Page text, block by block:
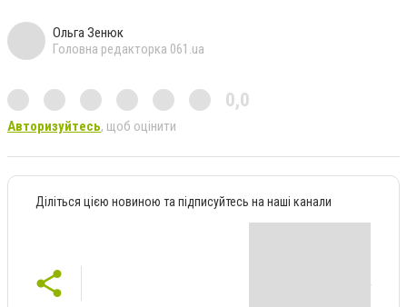
Ольга Зенюк
Головна редакторка 061.ua
0,0
Авторизуйтесь, щоб оцінити
Діліться цією новиною та підписуйтесь на наші канали